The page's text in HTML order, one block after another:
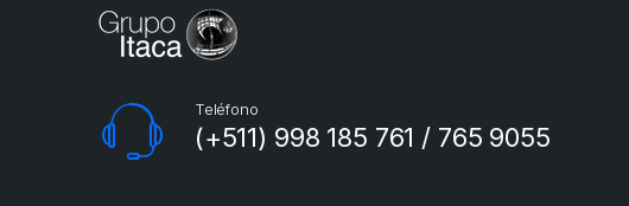
Teléfono
(+511) 998 185 761 / 765 9055